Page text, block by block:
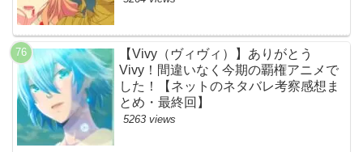
【Vivy（ヴィヴィ）】ありがとう
Vivy！間違いなく今期の覇権アニメで
した！【ネットのネタバレ考察感想ま
とめ・最終回】
5263 views